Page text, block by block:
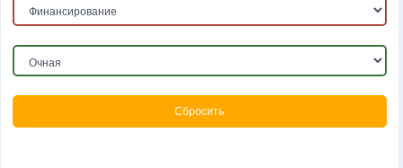
Сбросить